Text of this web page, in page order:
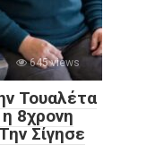
645 views
Τουαλέτα
8χρονη
Σίγησε